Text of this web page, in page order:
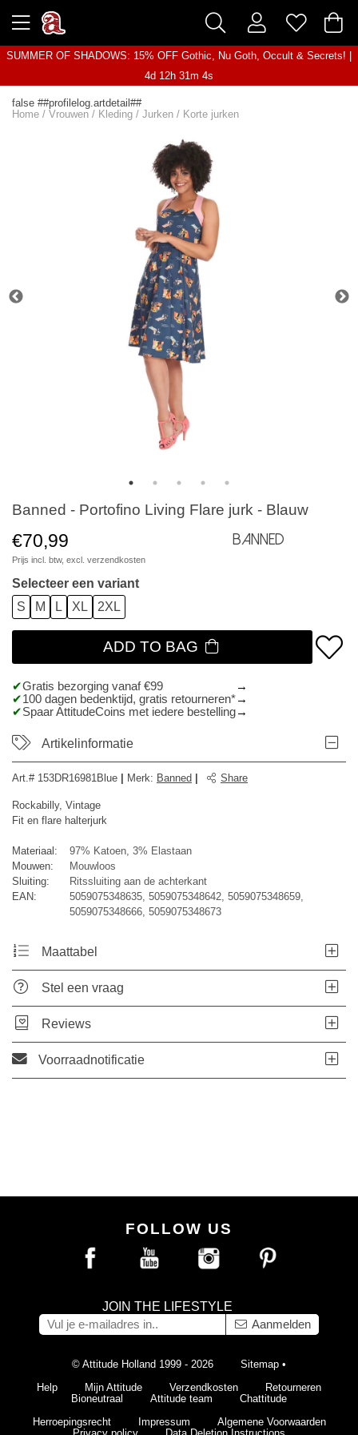
SUMMER OF SHADOWS: 15% OFF Gothic, Nu Goth, Occult & Secrets! |
4d 12h 31m 4s
false ##profilelog.artdetail##
Home / Vrouwen / Kleding / Jurken / Korte jurken
Banned - Portofino Living Flare jurk - Blauw
€70,99
Prijs incl. btw, excl. verzendkosten
Banned
Selecteer een variant
S
M L XL 2XL
ADD TO BAG
Gratis bezorging vanaf €99
100 dagen bedenktijd, gratis retourneren*
Spaar AttitudeCoins met iedere bestelling
Artikelinformatie
Art.# 153DR16981Blue Merk: Banned Share
Rockabilly, Vintage
Fit en flare halterjurk
Materiaal:
97% Katoen, 3% Elastaan
Mouwen:
Mouwloos
Sluiting:
Ritssluiting aan de achterkant
EAN:
5059075348635, 5059075348642, 5059075348659,
5059075348666, 5059075348673
Maattabel
Stel een vraag
Reviews
Voorraadnotificatie
FOLLOW US
JOIN THE LIFESTYLE
Aanmelden
© Attitude Holland 1999 - 2026 Sitemap •
Help
Mijn Attitude Verzendkosten
Retourneren
Bioneutraal
Attitude team
Chattitude
Herroepingsrecht
Impressum
Algemene Voorwaarden